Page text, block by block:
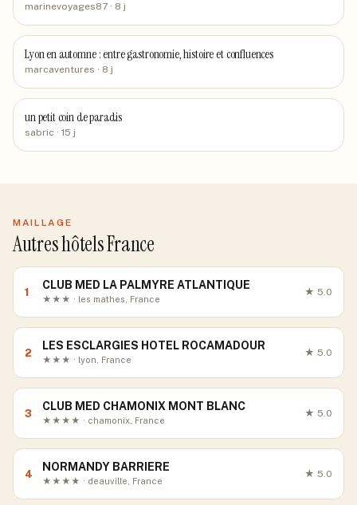
marinevoyages87 · 8 j
Lyon en automne : entre gastronomie, histoire et confluences
marcaventures · 8 j
un petit coin de paradis
sabric · 15 j
MAILLAGE
Autres hôtels France
1
CLUB MED LA PALMYRE ATLANTIQUE
★★★ · les mathes, France
★ 5.0
2
LES ESCLARGIES HOTEL ROCAMADOUR
★★★ · lyon, France
★ 5.0
3
CLUB MED CHAMONIX MONT BLANC
★★★★ · chamonix, France
★ 5.0
4
NORMANDY BARRIERE
★★★★ · deauville, France
★ 5.0